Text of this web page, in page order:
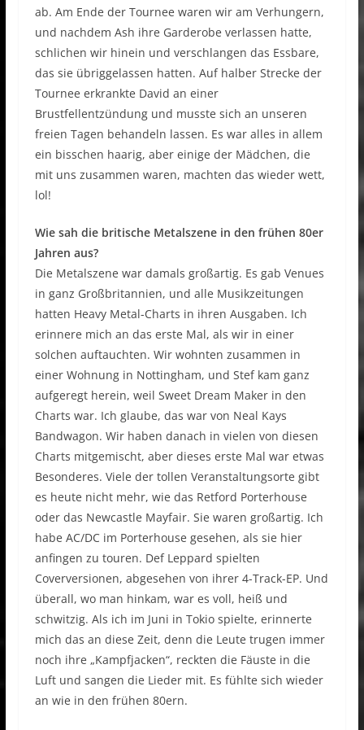
ab. Am Ende der Tournee waren wir am Verhungern,
und nachdem Ash ihre Garderobe verlassen hatte,
schlichen wir hinein und verschlangen das Essbare,
das sie übriggelassen hatten. Auf halber Strecke der
Tournee erkrankte David an einer
Brustfellentzündung und musste sich an unseren
freien Tagen behandeln lassen. Es war alles in allem
ein bisschen haarig, aber einige der Mädchen, die
mit uns zusammen waren, machten das wieder wett,
lol!
Wie sah die britische Metalszene in den frühen 80er
Jahren aus?
Die Metalszene war damals großartig. Es gab Venues
in ganz Großbritannien, und alle Musikzeitungen
hatten Heavy Metal-Charts in ihren Ausgaben. Ich
erinnere mich an das erste Mal, als wir in einer
solchen auftauchten. Wir wohnten zusammen in
einer Wohnung in Nottingham, und Stef kam ganz
aufgeregt herein, weil Sweet Dream Maker in den
Charts war. Ich glaube, das war von Neal Kays
Bandwagon. Wir haben danach in vielen von diesen
Charts mitgemischt, aber dieses erste Mal war etwas
Besonderes. Viele der tollen Veranstaltungsorte gibt
es heute nicht mehr, wie das Retford Porterhouse
oder das Newcastle Mayfair. Sie waren großartig. Ich
habe AC/DC im Porterhouse gesehen, als sie hier
anfingen zu touren. Def Leppard spielten
Coverversionen, abgesehen von ihrer 4-Track-EP. Und
überall, wo man hinkam, war es voll, heiß und
schwitzig. Als ich im Juni in Tokio spielte, erinnerte
mich das an diese Zeit, denn die Leute trugen immer
noch ihre „Kampfjacken“, reckten die Fäuste in die
Luft und sangen die Lieder mit. Es fühlte sich wieder
an wie in den frühen 80ern.